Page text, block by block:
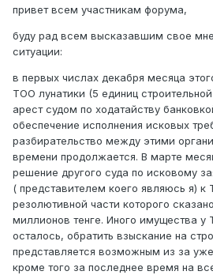
привет всем участникам форума,
буду рад всем высказавшим свое
ситуации:
в первых числах декабря месяца
ТОО лунатики (5 единиц
арест судом по ходатайству
обеспечение исполнения исковых
разбирательство между этими
времени продолжается. В марте
решение другого суда по исковому
( представителем коего являюсь я) к
резолютивной части которого
миллионов тенге. Иного имущества у
осталось, обратить взыскание на
представляется возможным из за
кроме того за последнее время на